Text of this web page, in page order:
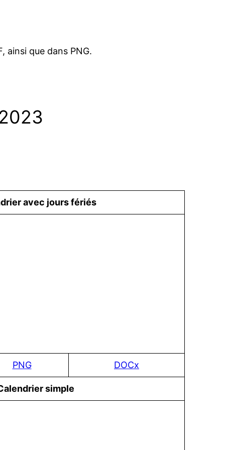
ainsi que dans PNG.
avec jours fériés
PNG DOCx
simple